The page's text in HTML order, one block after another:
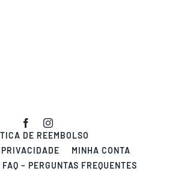
DE REEMBOLSO
MINHA CONTA
FAQ – PERGUNTAS FREQUENTES